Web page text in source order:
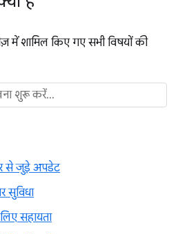
में शामिल किए गए सभी विषयों की
से जुड़े अपडेट
सुविधा
सहायता